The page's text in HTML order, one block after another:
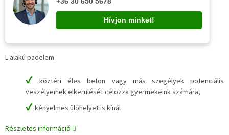
Hívjon minket!
L-alakú padelem
✔köztéri éles beton vagy más szegélyek potenciális
veszélyeinek elkerülését célozza gyermekeink számára,
✔ kényelmes ülőhelyet is kínál
Részletes információ